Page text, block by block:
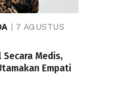
7 AGUSTUS
Secara Medis,
Empati